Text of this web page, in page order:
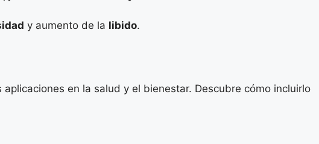
y aumento de la libido.
en la salud y el bienestar. Descubre cómo incluirlo